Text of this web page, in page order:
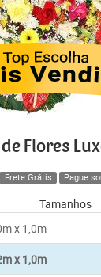
Flores
Frete Grátis Pague
Tamanhos
x 1,0m
x 1,0m